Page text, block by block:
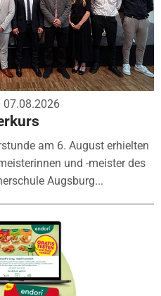
07.08.2026
am 6. August erhielten
und -meister des
Augsburg...